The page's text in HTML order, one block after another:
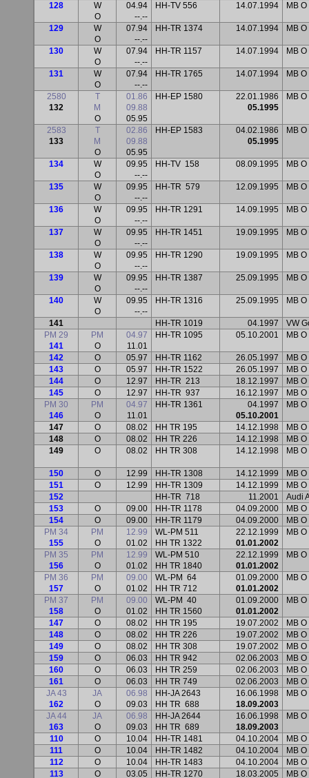
128
W
O
04.94
--.--
HH-TV 556 14.07.1994 MB
129
W
O
07.94
--.--
HH-TR 1374 14.07.1994 MB
130
W
O
07.94
--.--
HH-TR 1157 14.07.1994 MB
131
W
O
07.94
--.--
HH-TR 1765 14.07.1994 MB
2580
132
T
M
O
01.86
09.88
05.95
HH-EP 1580
22.01.1986
05.1995
MB
2583
133
T
M
O
02.86
09.88
05.95
HH-EP 1583
04.02.1986
05.1995
MB
134
W
O
09.95
--.--
HH-TV 158 08.09.1995 MB
135
W
O
09.95
--.--
HH-TR 579 12.09.1995 MB
136
W
O
09.95
--.--
HH-TR 1291 14.09.1995 MB
137
W
O
09.95
--.--
HH-TR 1451 19.09.1995 MB
138
W
O
09.95
--.--
HH-TR 1290 19.09.1995 MB
139
W
O
09.95
--.--
HH-TR 1387 25.09.1995 MB
140
W
O
09.95
--.--
HH-TR 1316 25.09.1995 MB
141 HH-TR 1019 04.1997
VW
PM 29
141
PM
O
04.97
11.01
HH-TR 1095 05.10.2001 MB
142 O 05.97 HH-TR 1162 26.05.1997
MB
143
O 05.97 HH-TR 1522 26.05.1997
MB
144
O 12.97 HH-TR 213 18.12.1997
MB
145
O 12.97 HH-TR 937 16.12.1997
MB
PM 30
146
PM
O
04.97
11.01
HH-TR 1361
04.1997
05.10.2001
MB
147 O 08.02 HH TR 195 14.12.1998
MB
148
O 08.02 HH TR 226 14.12.1998
MB
149
O 08.02 HH TR 308 14.12.1998 MB
150 O 12.99 HH-TR 1308 14.12.1999
MB
151
O 12.99 HH-TR 1309 14.12.1999
MB
152
HH-TR 718 11.2001
Audi
153
O 09.00 HH-TR 1178 04.09.2000
MB
154
O 09.00 HH-TR 1179 04.09.2000
MB
PM 34
155
PM
O
12.99
01.02
WL-PM 511
HH TR 1322
22.12.1999
01.01.2002
MB
PM 35
156
PM
O
12.99
01.02
WL-PM 510
HH TR 1840
22.12.1999
01.01.2002
MB
PM 36
157
PM
O
09.00
01.02
WL-PM 64
HH TR 712
01.09.2000
01.01.2002
MB
PM 37
158
PM
O
09.00
01.02
WL-PM 40
HH TR 1560
01.09.2000
01.01.2002
MB
147 O 08.02 HH TR 195 19.07.2002
MB
148
O 08.02 HH TR 226 19.07.2002
MB
149
O 08.02 HH TR 308 19.07.2002
MB
159
O 06.03 HH TR 942 02.06.2003
MB
160
O 06.03 HH TR 259 02.06.2003
MB
161
O 06.03 HH TR 749 02.06.2003
MB
JA 43
162
JA
O
06.98
09.03
HH-JA 2643
HH TR 688
16.06.1998
18.09.2003
MB
JA 44
163
JA
O
06.98
09.03
HH-JA 2644
HH TR 689
16.06.1998
18.09.2003
MB
110 O 10.04 HH-TR 1481 04.10.2004
MB
111
O 10.04 HH-TR 1482 04.10.2004
MB
112
O 10.04 HH-TR 1483 04.10.2004
MB
113
O 03.05 HH-TR 1270 18.03.2005
MB